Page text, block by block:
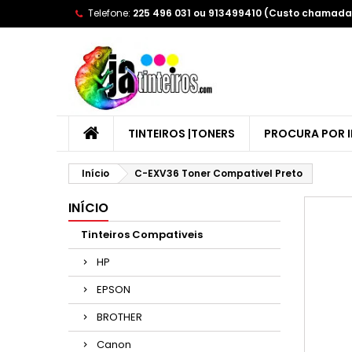
Telefone: 225 496 031 ou 913499410 (Custo
TINTEIROS |TONERS PROCURA POR
Início C-EXV36 Toner Compativel Preto
INÍCIO
Tinteiros Compativeis
HP
EPSON
BROTHER
Canon